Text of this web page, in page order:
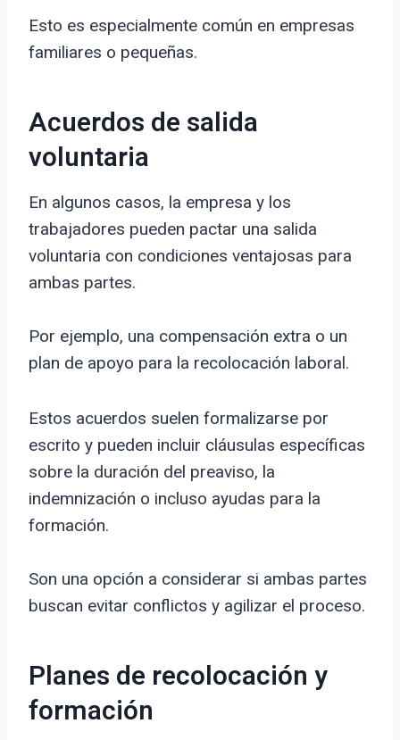
Esto es especialmente común en empresas
familiares o pequeñas.
Acuerdos de salida
voluntaria
En algunos casos, la empresa y los
trabajadores pueden pactar una salida
voluntaria con condiciones ventajosas para
ambas partes.
Por ejemplo, una compensación extra o un
plan de apoyo para la recolocación laboral.
Estos acuerdos suelen formalizarse por
escrito y pueden incluir cláusulas específicas
sobre la duración del preaviso, la
indemnización o incluso ayudas para la
formación.
Son una opción a considerar si ambas partes
buscan evitar conflictos y agilizar el proceso.
Planes de recolocación y
formación